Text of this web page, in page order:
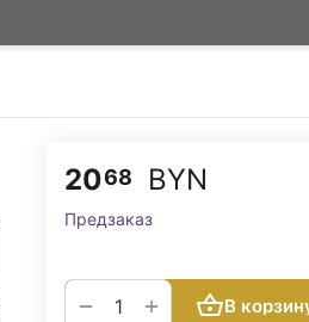
2068 BYN
Предзаказ
+
− В